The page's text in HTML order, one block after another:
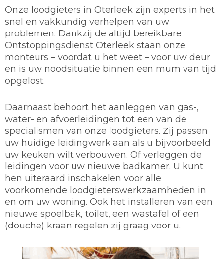
Onze loodgieters in Oterleek zijn experts in het
snel en vakkundig verhelpen van uw
problemen. Dankzij de altijd bereikbare
Ontstoppingsdienst Oterleek staan onze
monteurs – voordat u het weet – voor uw deur
en is uw noodsituatie binnen een mum van tijd
opgelost.
Daarnaast behoort het aanleggen van gas-,
water- en afvoerleidingen tot een van de
specialismen van onze loodgieters. Zij passen
uw huidige leidingwerk aan als u bijvoorbeeld
uw keuken wilt verbouwen. Of verleggen de
leidingen voor uw nieuwe badkamer. U kunt
hen uiteraard inschakelen voor alle
voorkomende loodgieterswerkzaamheden in
en om uw woning. Ook het installeren van een
nieuwe spoelbak, toilet, een wastafel of een
(douche) kraan regelen zij graag voor u.